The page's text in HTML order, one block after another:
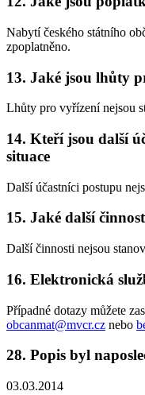
Nabytí českého státního
zpoplatněno.
13. Jaké jsou lhůty
Lhůty pro vyřízení nejsou
14. Kteří jsou další
situace
Další účastníci postupu
15. Jaké další
Další činnosti nejsou
16. Elektronická
Případné dotazy můžete
obcanmat@mvcr.cz nebo
28. Popis byl
03.03.2014